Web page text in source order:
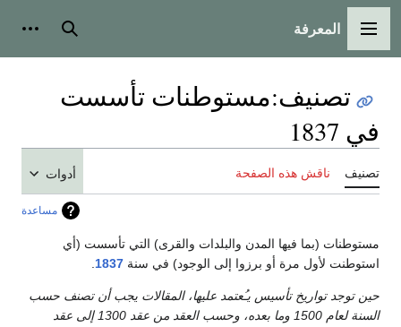
القائمة الرئيسية
المعرفة بحث
تصنيف:مستوطنات تأسست
في 1837
تصنيف ناقش هذه الصفحة أدوات
مساعدة
مستوطنات (بما فيها المدن والبلدات والقرى) التي تأسست (أي
استوطنت لأول مرة أو برزوا إلى الوجود) في سنة 1837
حين توجد تواريخ تأسيس يـُعتمد عليها، المقالات يجب أن تصنف حسب
السنة لعام 1500 وما بعده، وحسب العقد من عقد 1300 إلى عقد